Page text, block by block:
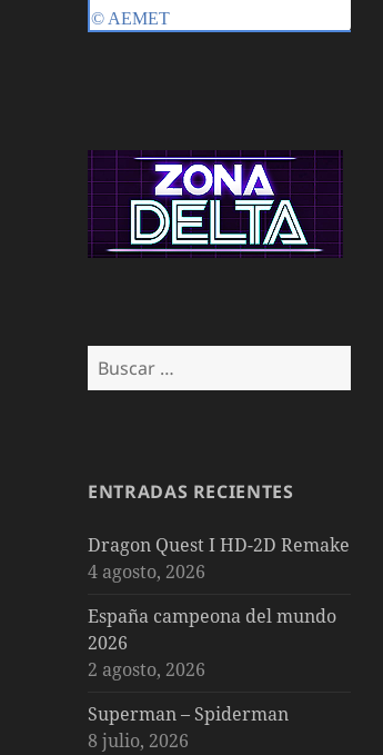
Buscar:
ENTRADAS RECIENTES
Dragon Quest I HD-2D Remake
4 agosto, 2026
España campeona del mundo
2026
2 agosto, 2026
Superman – Spiderman
8 julio, 2026